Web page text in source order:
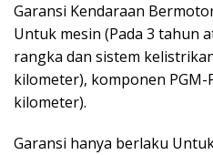
Garansi Kendaraan
Untuk mesin (Pada 3 tahun
rangka dan sistem
kilometer), komponen PGM-
kilometer).
Garansi hanya berlaku